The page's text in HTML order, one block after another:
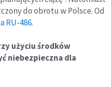
do obrotu w Polsce. Od
RU-486.
użyciu środków
niebezpieczna dla